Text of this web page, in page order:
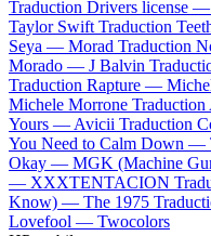
Traduction Drivers license —
Taylor Swift Traduction
Seya — Morad Traduction
Morado — J Balvin
Traduction Rapture —
Michele Morrone
Yours — Avicii Traduction
You Need to Calm Down —
Okay — MGK (Machine
— XXXTENTACION
Know) — The 1975
Lovefool — Twocolors